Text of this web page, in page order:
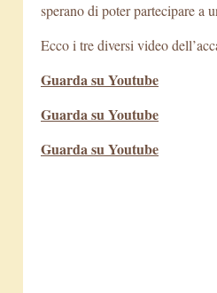
sperano di poter partecipare a
Ecco i tre diversi video
Guarda su Youtube
Guarda su Youtube
Guarda su Youtube